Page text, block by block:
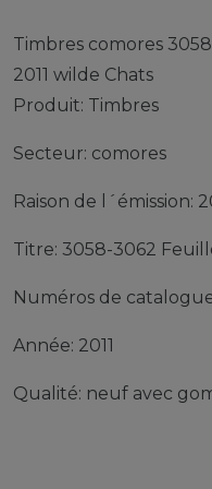
Timbres comores
2011 wilde Chats
Produit: Timbres
Secteur: comores
Raison de l´émission:
Titre: 3058-3062
Numéros de
Année: 2011
Qualité: neuf avec